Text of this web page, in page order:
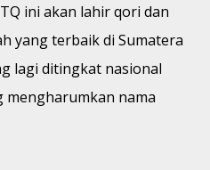
ini akan lahir qori dan
yang terbaik di Sumatera
lagi ditingkat nasional
nama